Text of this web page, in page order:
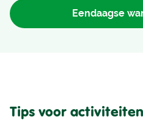
Eendaagse
Tips voor